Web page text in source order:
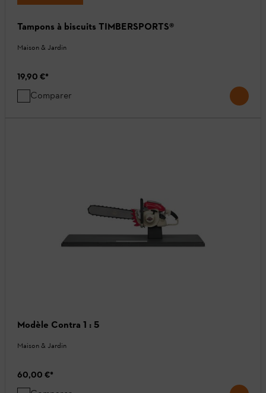
Tampons à biscuits TIMBERSPORTS®
Maison & Jardin
19,90 €*
Comparer
Modèle Contra 1 : 5
Maison & Jardin
60,00 €*